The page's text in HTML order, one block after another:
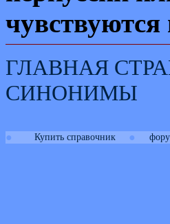
ГЛАВНАЯ
СИНОНИМЫ
● Купить справочник ●